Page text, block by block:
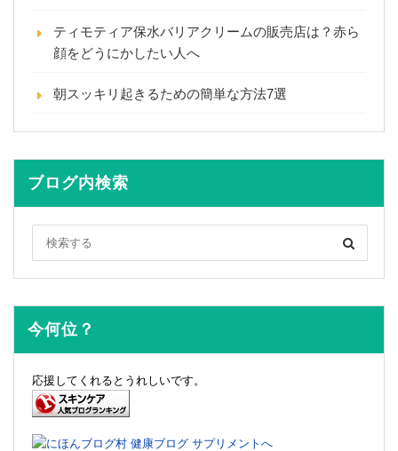
ティモティア保水バリアクリームの販売店は？赤ら
顔をどうにかしたい人へ
朝スッキリ起きるための簡単な方法7選
ブログ内検索
今何位？
応援してくれるとうれしいです。